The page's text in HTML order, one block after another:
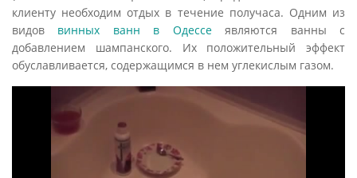
клиенту необходим отдых в течение получаса. Одним из
видов винных ванн в Одессеявляются ванны с
добавлением шампанского. Их положительный эффект
обуславливается, содержащимся в нем углекислым газом.